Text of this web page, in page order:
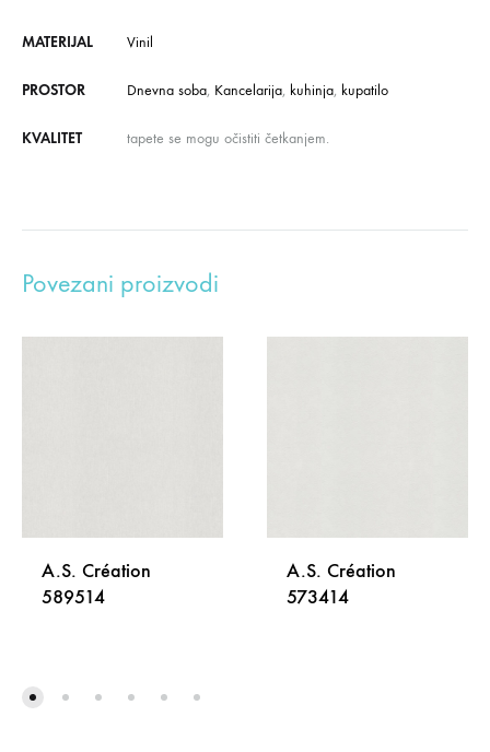
MATERIJAL Vinil
PROSTOR Dnevna soba, Kancelarija, kuhinja, kupatilo
KVALITET tapete se mogu očistiti četkanjem.
Povezani proizvodi
A.S. Création
589514
A.S. Création
573414